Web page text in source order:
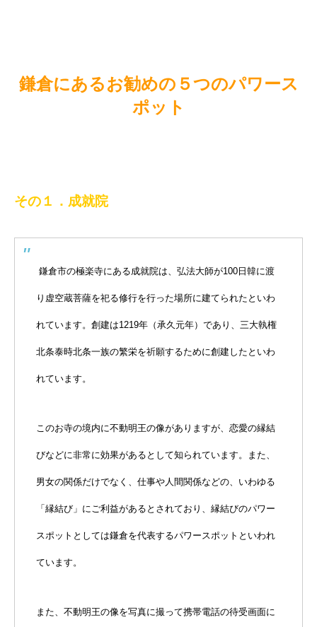
鎌倉にあるお勧めの５つのパワース
ポット
その１．成就院
鎌倉市の極楽寺にある成就院は、弘法大師が100日韓に渡
り虚空蔵菩薩を祀る修行を行った場所に建てられたといわ
れています。創建は1219年（承久元年）であり、三大執権
北条泰時北条一族の繁栄を祈願するために創建したといわ
れています。
このお寺の境内に不動明王の像がありますが、恋愛の縁結
びなどに非常に効果があるとして知られています。また、
男女の関係だけでなく、仕事や人間関係などの、いわゆる
「縁結び」にご利益があるとされており、縁結びのパワー
スポットとしては鎌倉を代表するパワースポットといわれ
ています。
また、不動明王の像を写真に撮って携帯電話の待受画面に